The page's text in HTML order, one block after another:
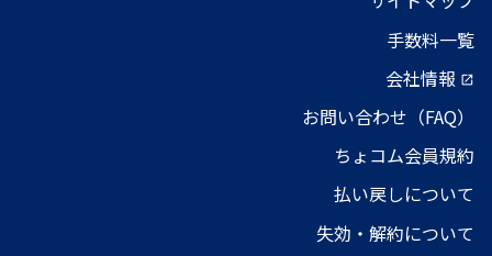
手数料一覧
会社情報 open_in_new
お問い合わせ（FAQ）
ちょコム会員規約
払い戻しについて
失効・解約について